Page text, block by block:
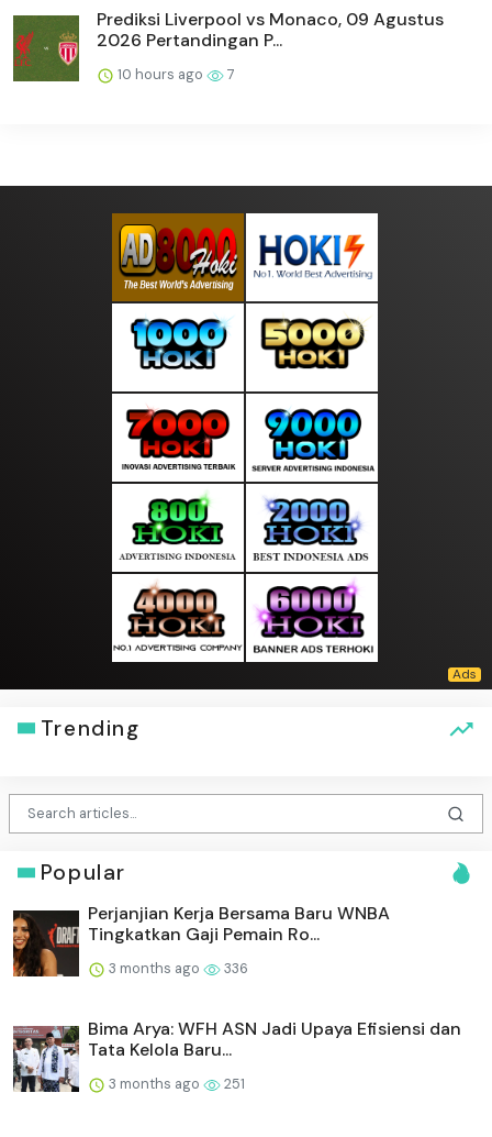
Prediksi Liverpool vs Monaco, 09 Agustus
2026 Pertandingan P...
10 hours ago 7
Trending
Popular
Perjanjian Kerja Bersama Baru WNBA
Tingkatkan Gaji Pemain Ro...
3 months ago 336
Bima Arya: WFH ASN Jadi Upaya Efisiensi dan
Tata Kelola Baru...
3 months ago 251